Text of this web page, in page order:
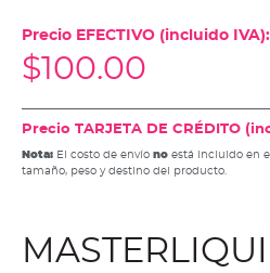
Precio EFECTIVO (incluido IVA):
$100.00
Precio TARJETA DE CRÉDITO
Nota: El costo de envío no está incluido en
tamaño, peso y destino del producto.